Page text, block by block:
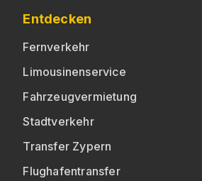
Entdecken
Fernverkehr
Limousinenservice
Fahrzeugvermietung
Stadtverkehr
Transfer Zypern
Flughafentransfer